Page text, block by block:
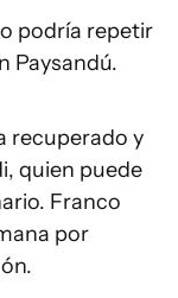
podría repetir
Paysandú.
recuperado y
quien puede
Franco
por